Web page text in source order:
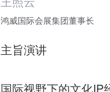
鸿威国际会展集团董事长
主旨演讲
国际视野下的文化IP